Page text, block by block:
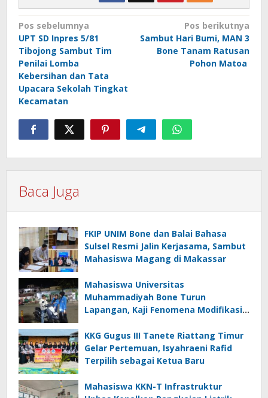
Navigasi
pos
Pos sebelumnya
UPT SD Inpres 5/81
Tibojong Sambut Tim
Penilai Lomba
Kebersihan dan Tata
Upacara Sekolah Tingkat
Kecamatan
Pos berikutnya
Sambut Hari Bumi, MAN 3
Bone Tanam Ratusan
Pohon Matoa
Baca Juga
FKIP UNIM Bone dan Balai Bahasa
Sulsel Resmi Jalin Kerjasama, Sambut
Mahasiswa Magang di Makassar
Mahasiswa Universitas
Muhammadiyah Bone Turun
Lapangan, Kaji Fenomena Modifikasi
FOTOFOBIA
KKG Gugus III Tanete Riattang Timur
Gelar Pertemuan, Isyahraeni Rafid
Terpilih sebagai Ketua Baru
Mahasiswa KKN-T Infrastruktur